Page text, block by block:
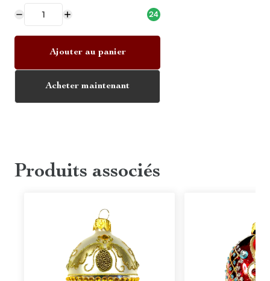
24
Ajouter au panier
Acheter maintenant
Produits associés